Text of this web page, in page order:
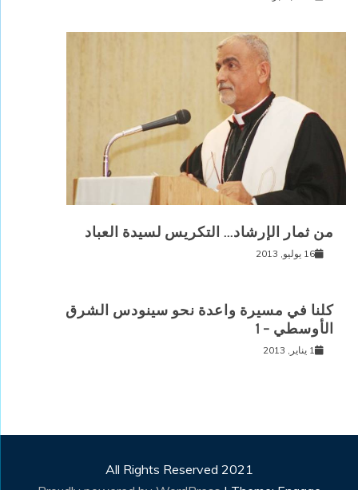
من ثمار الإرشاد… التكريس لسيدة العباد
16 يوليو, 2013
كلنا في مسيرة واعدة نحو سينودس الشرق
الأوسطي – 1
1 يناير, 2013
All Rights Reserved 2021